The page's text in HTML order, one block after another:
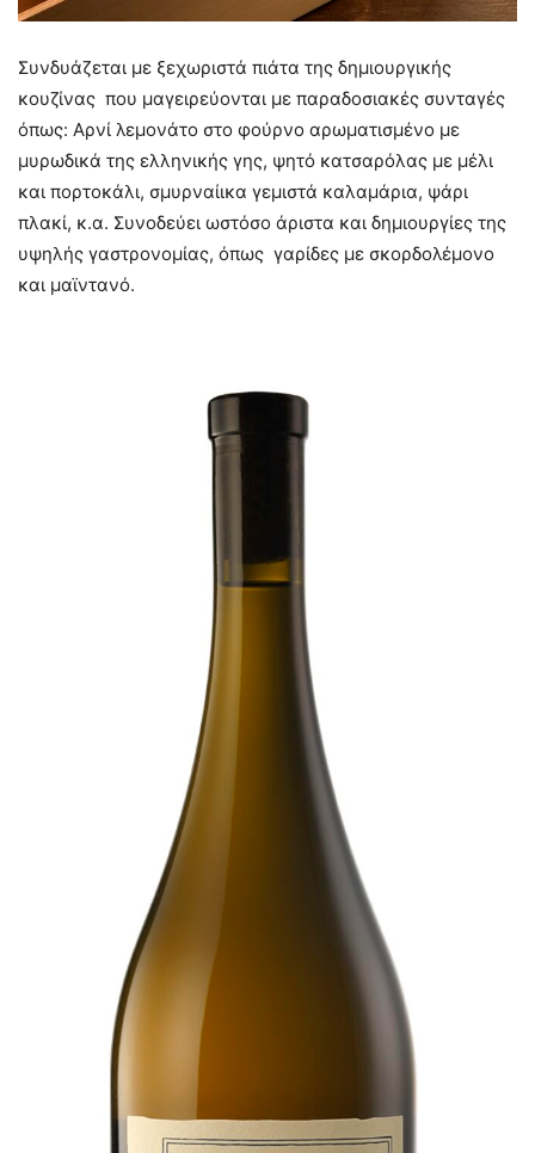
Συνδυάζεται με ξεχωριστά πιάτα της δημιουργικής
κουζίνας που μαγειρεύονται με παραδοσιακές συνταγές
όπως: Αρνί λεμονάτο στο φούρνο αρωματισμένο με
μυρωδικά της ελληνικής γης, ψητό κατσαρόλας με μέλι
και πορτοκάλι, σμυρναίικα γεμιστά καλαμάρια, ψάρι
πλακί, κ.α. Συνοδεύει ωστόσο άριστα και δημιουργίες της
υψηλής γαστρονομίας, όπως γαρίδες με σκορδολέμονο
και μαϊντανό.